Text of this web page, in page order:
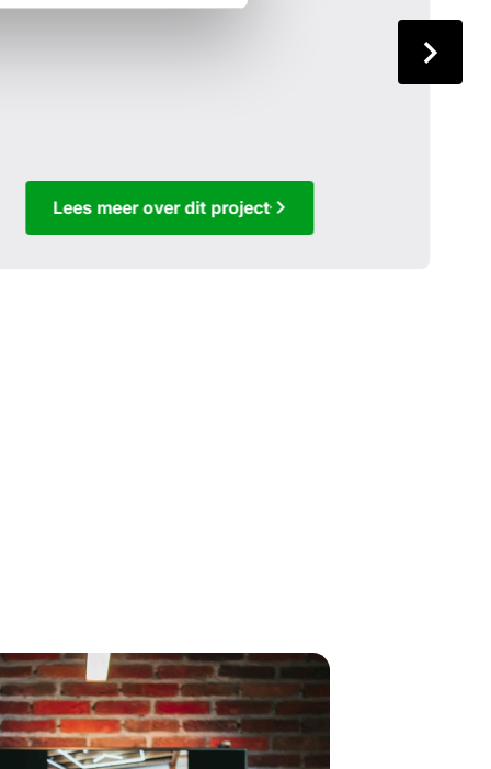
Lees meer over dit project